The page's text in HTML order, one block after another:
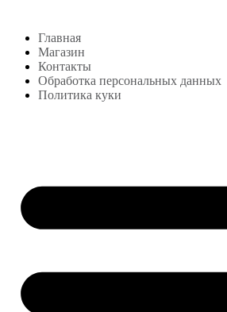
Главная
Магазин
Контакты
Обработка персональных данных
Политика куки